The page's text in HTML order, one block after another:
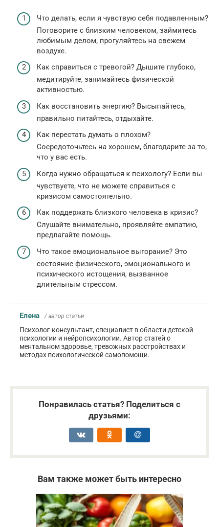
Что делать, если я чувствую себя подавленным?
Поговорите с близким человеком, займитесь
любимым делом, прогуляйтесь на свежем
воздухе.
Как справиться с тревогой? Дышите глубоко,
медитируйте, занимайтесь физической
активностью.
Как восстановить энергию? Высыпайтесь,
правильно питайтесь, отдыхайте.
Как перестать думать о плохом?
Сосредоточьтесь на хорошем, благодарите за то,
что у вас есть.
Когда нужно обращаться к психологу? Если вы
чувствуете, что не можете справиться с
кризисом самостоятельно.
Как поддержать близкого человека в кризис?
Слушайте внимательно, проявляйте эмпатию,
предлагайте помощь.
Что такое эмоциональное выгорание? Это
состояние физического, эмоционального и
психического истощения, вызванное
длительным стрессом.
Елена / автор статьи
Психолог-консультант, специалист в области детской
психологии и нейропсихологии. Автор статей о
ментальном здоровье, тревожных расстройствах и
методах психологической самопомощи.
Понравилась статья? Поделиться с
друзьями:
Вам также может быть интересно